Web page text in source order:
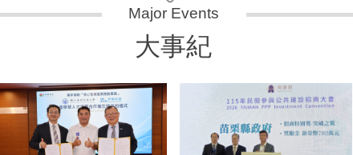
大事紀